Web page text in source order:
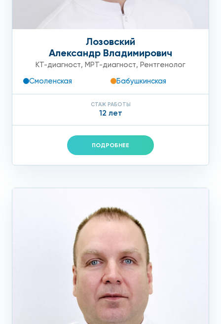
Лозовский
Александр Владимирович
КТ-диагност, МРТ-диагност, Рентгенолог
Смоленская
Бабушкинская
СТАЖ РАБОТЫ
12 лет
ПОДРОБНЕЕ